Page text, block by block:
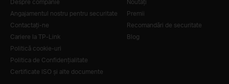
Despre companie
Angajamentul nostru pentru securitate
Contactați-ne
Cariere la TP-Link
Politică cookie-uri
Politica de Confidențialitate
Certificate ISO și alte documente
Noutăţi
Premii
Recomandări de securitate
Blog